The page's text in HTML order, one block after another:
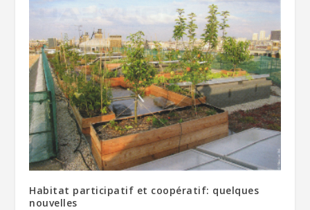
Habitat participatif et coopératif: quelques
nouvelles